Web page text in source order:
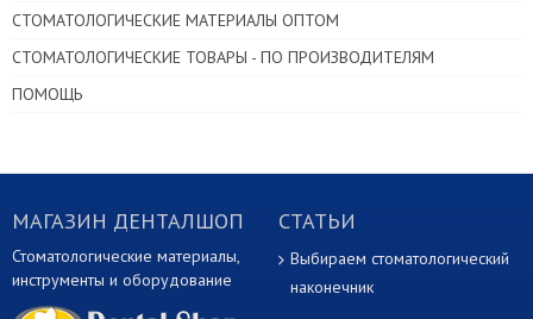
СТОМАТОЛОГИЧЕСКИЕ МАТЕРИАЛЫ ОПТОМ
СТОМАТОЛОГИЧЕСКИЕ ТОВАРЫ - ПО ПРОИЗВОДИТЕЛЯМ
ПОМОЩЬ
МАГАЗИН ДЕНТАЛШОП
Стоматологические материалы,
инструменты и оборудование
СТАТЬИ
Выбираем стоматологический
наконечник